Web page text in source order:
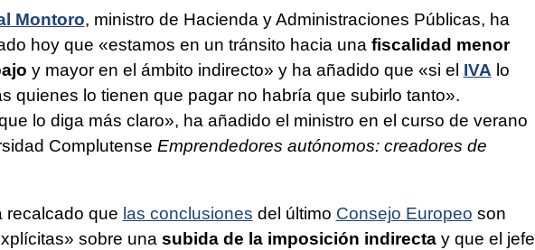
Montoro, ministro de Hacienda y Administraciones Públicas, ha
hoy que «estamos en un tránsito hacia una fiscalidad menor
y mayor en el ámbito indirecto» y ha añadido que «si el IVA lo
quienes lo tienen que pagar no habría que subirlo tanto».
lo diga más claro», ha añadido el ministro en el curso de verano
Complutense Emprendedores autónomos: creadores de
recalcado que las conclusiones del último Consejo Europeo son
sobre una subida de la imposición indirectay que el jefe